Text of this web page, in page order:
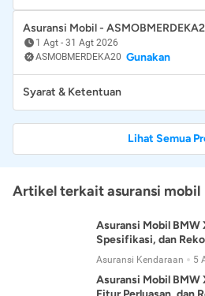
Asuransi Mobil -
1 Agt - 31 Agt 2026
ASMOBMERDEKA20 Gunakan
Syarat & Ketentuan
Lihat Semua
Artikel terkait asuransi mobil
Asuransi Mobil BMW
Spesifikasi, dan
Asuransi Kendaraan 5
Asuransi Mobil BMW